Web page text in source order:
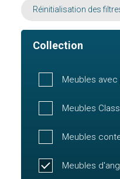
Réinitialisation des
Collection
Meubles
Meubles
Meubles
Meubles